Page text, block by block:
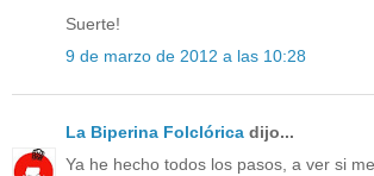
Suerte!
9 de marzo de 2012 a las 10:28
La Biperina Folclórica dijo...
Ya he hecho todos los pasos, a ver si